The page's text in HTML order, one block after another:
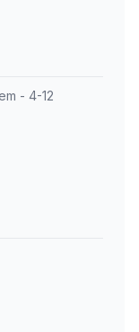
- 4-12